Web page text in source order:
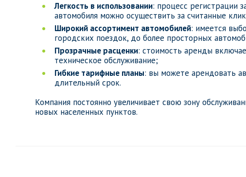
Легкость в использовании: процесс регистрации
автомобиля можно осуществить за считанные
Широкий ассортимент автомобилей: имеется
городских поездок, до более просторных
Прозрачные расценки: стоимость аренды
техническое обслуживание;
Гибкие тарифные планы: вы можете арендовать
длительный срок.
Компания постоянно увеличивает свою зону
новых населенных пунктов.